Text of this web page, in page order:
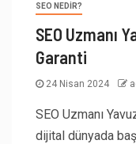
SEO NEDIR?
SEO Uzmanı
Garanti
24 Nisan 2024
SEO Uzmanı
dijital dünyada